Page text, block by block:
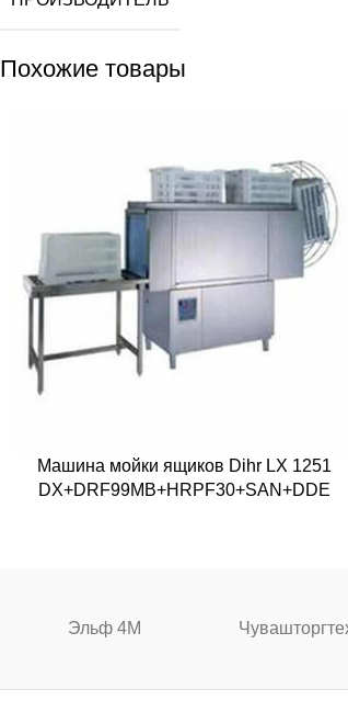
Похожие товары
Машина мойки ящиков Dihr LX 1251
DX+DRF99MB+HRPF30+SAN+DDE
Эльф 4М